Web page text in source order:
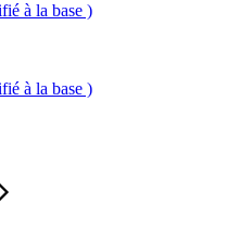
à la base )
à la base )